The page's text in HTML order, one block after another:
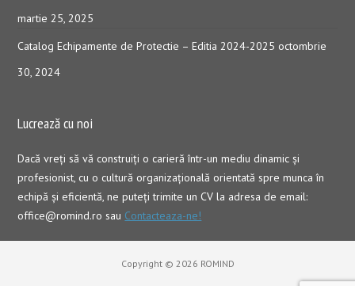
martie 25, 2025
Catalog Echipamente de Protectie – Editia 2024-2025 octombrie
30, 2024
Lucrează cu noi
Dacă vreţi să vă construiţi o carieră într-un mediu dinamic şi
profesionist, cu o cultură organizaţională orientată spre munca în
echipă şi eficientă, ne puteți trimite un CV la adresa de email:
office@romind.ro sau Contacteaza-ne!
Copyright © 2026 ROMIND